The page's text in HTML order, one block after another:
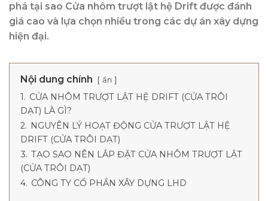
phá tại sao Cửa nhôm trượt lật hệ Drift được đánh
giá cao và lựa chọn nhiều trong các dự án xây dựng
hiện đại.
Nội dung chính ẩn
1. CỬA NHÔM TRƯỢT LẬT HỆ DRIFT (CỬA TRÔI
DẠT) LÀ GÌ?
2. NGUYÊN LÝ HOẠT ĐỘNG CỬA TRƯỢT LẬT HỆ
DRIFT (CỬA TRÔI DẠT)
3. TẠO SAO NÊN LẮP ĐẶT CỬA NHÔM TRƯỢT LẬT
(CỬA TRÔI DẠT)
4. CÔNG TY CỔ PHẦN XÂY DỰNG LHD